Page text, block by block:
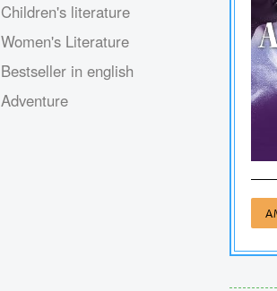
Children's literature
Women's Literature
Bestseller in english
Adventure